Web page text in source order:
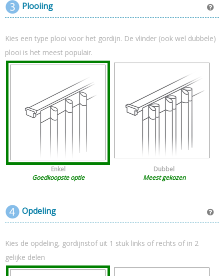
Plooiing
Kies een type plooi voor het gordijn. De vlinder (ook wel dubbele)
plooi is het meest populair.
Enkel
Goedkoopste optie
Dubbel
Meest gekozen
Opdeling
Kies de opdeling, gordijnstof uit 1 stuk links of rechts of in 2
gelijke delen